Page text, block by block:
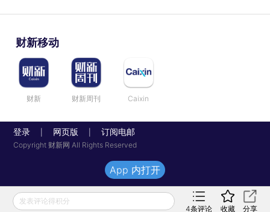
财新移动
财新 财新周刊 Caixin
登录 网页版 订阅电邮
Copyright 财新网 All Rights Reserved
发表评论得积分
4条评论 收藏 分享
App 内打开